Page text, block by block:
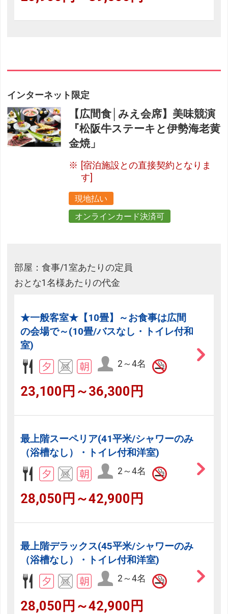
インターネット限定
【広間食│みえ会席】美味競演
『松阪牛ステーキと伊勢海老黄
金焼」
[宿泊施設との直接契約となりま
す]
現地払い
オンラインカード決済可
部屋：食事/1室あたりの定員
おとな1名様あたりの代金
★一般客室★【10畳】～お食事は広間
の会場で～(10畳/バスなし・トイレ付和
室)
2～4名
23,100円～36,300円
最上階スーペリア(41平米/シャワーのみ
（浴槽なし）・トイレ付和洋室)
2～4名
28,050円～42,900円
最上階デラックス(45平米/シャワーのみ
（浴槽なし）・トイレ付和洋室)
2～4名
28,050円～42,900円